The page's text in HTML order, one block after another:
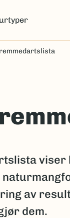
av
dem.